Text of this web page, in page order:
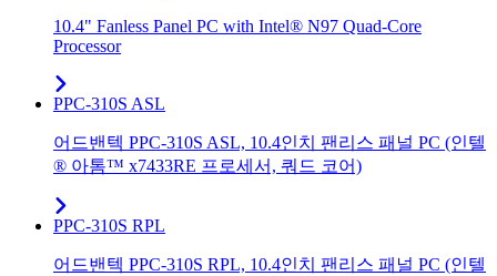
10.4" Fanless Panel PC with Intel® N97 Quad-Core
Processor
PPC-310S ASL
어드밴텍 PPC-310S ASL, 10.4인치 팬리스 패널 PC (인텔
® 아톰™ x7433RE 프로세서, 쿼드 코어)
PPC-310S RPL
어드밴텍 PPC-310S RPL, 10.4인치 팬리스 패널 PC (인텔